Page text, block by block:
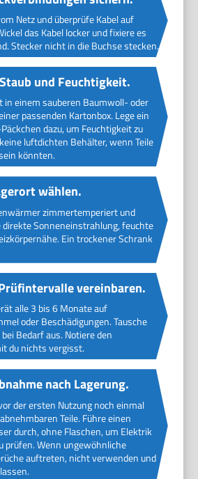
Netz und überprüfe Kabel auf
das Kabel locker und fixiere es
Stecker nicht in die Buchse stecken.
und Feuchtigkeit.
in einem sauberen Baumwoll- oder
passenden Kartonbox. Lege ein
dazu, um Feuchtigkeit zu
luftdichten Behälter, wenn Teile
könnten.
wählen.
zimmertemperiert und
Sonneneinstrahlung, feuchte
Ein trockener Schrank
vereinbaren.
alle 3 bis 6 Monate auf
oder Beschädigungen. Tausche
Bedarf aus. Notiere den
du nichts vergisst.
nach Lagerung.
der ersten Nutzung noch einmal
Teile. Führe einen
durch, ohne Flaschen, um Elektrik
prüfen. Wenn ungewöhnliche
auftreten, nicht verwenden und